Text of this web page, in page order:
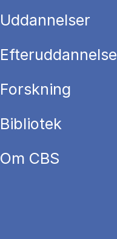
Uddannelser
Efteruddannelse
Forskning
Bibliotek
Om CBS